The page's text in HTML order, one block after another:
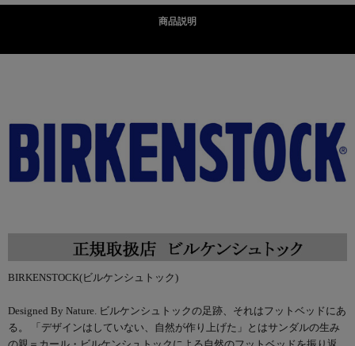
商品説明
BIRKENSTOCK(ビルケンシュトック)
Designed By Nature. ビルケンシュトックの足跡、それはフットベッドにあ
る。 「デザインはしていない、自然が作り上げた」とはサンダルの生み